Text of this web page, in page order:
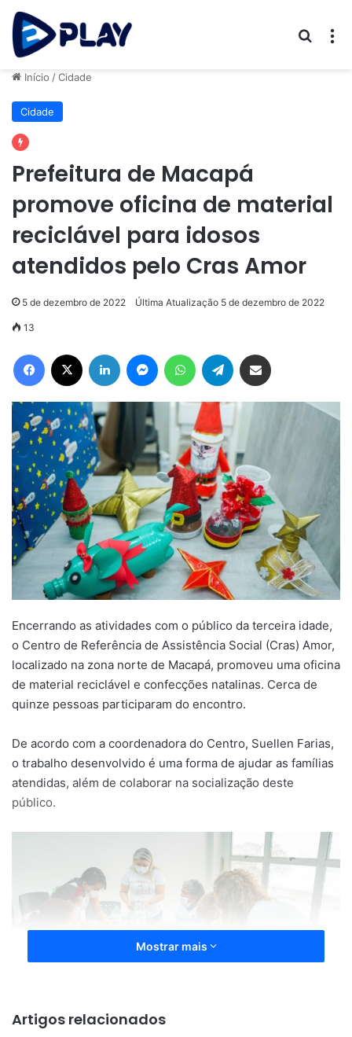
Início /Cidade
Cidade
Prefeitura de Macapá
promove oficina de material
reciclável para idosos
atendidos pelo Cras Amor
5 de dezembro de 2022 Última Atualização 5 de dezembro de 2022
13
Facebook Linkedin MessengerWhatsAppTelegram
Encerrando as atividades com o público da terceira idade,
o Centro de Referência de Assistência Social (Cras) Amor,
localizado na zona norte de Macapá, promoveu uma oficina
de material reciclável e confecções natalinas. Cerca de
quinze pessoas participaram do encontro.
De acordo com a coordenadora do Centro, Suellen Farias,
o trabalho desenvolvido é uma forma de ajudar as famílias
atendidas, além de colaborar na socialização deste
público.
Mostrar mais
Artigos relacionados